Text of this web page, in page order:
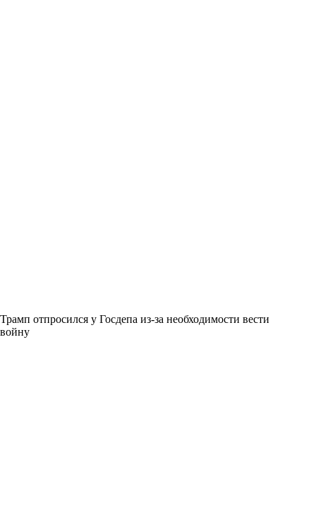
Трамп отпросился у Госдепа из-за необходимости вести
войну